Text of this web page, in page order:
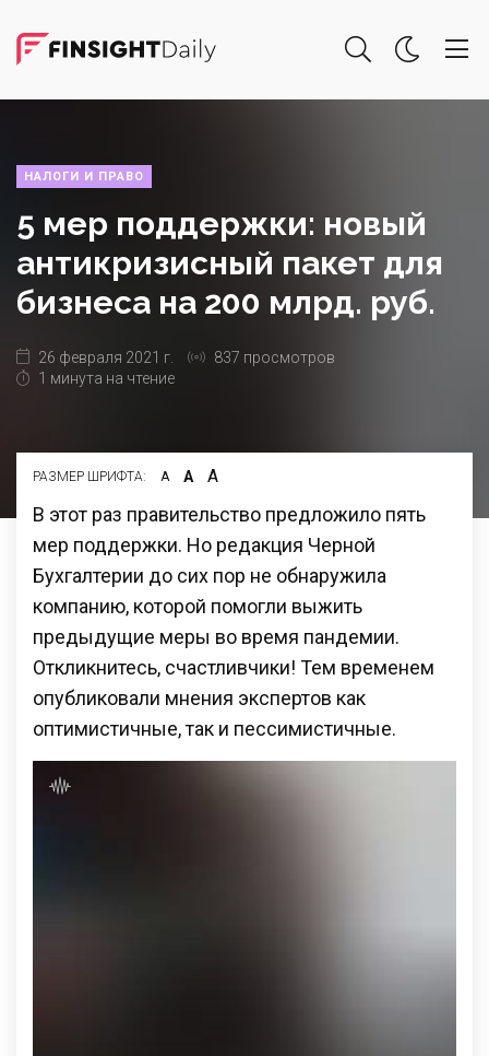
НАЛОГИ И ПРАВО
5 мер поддержки: новый
антикризисный пакет для
бизнеса на 200 млрд. руб.
26 февраля 2021 г.
837 просмотров
1 минута на чтение
РАЗМЕР ШРИФТА: А А А
В этот раз правительство предложило пять
мер поддержки. Но редакция Черной
Бухгалтерии до сих пор не обнаружила
компанию, которой помогли выжить
предыдущие меры во время пандемии.
Откликнитесь, счастливчики! Тем временем
опубликовали мнения экспертов как
оптимистичные, так и пессимистичные.